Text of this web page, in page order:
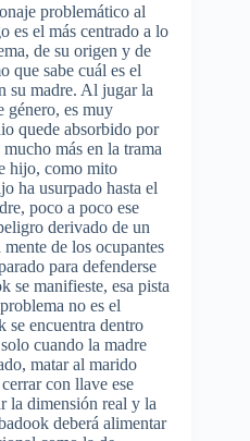
problemático al
es el más centrado a lo
de su origen y de
que sabe cuál es el
su madre. Al jugar la
género, es muy
quede absorbido por
más en la trama
hijo, como mito
ha usurpado hasta el
poco a poco ese
derivado de un
de los ocupantes
para defenderse
se manifieste, esa pista
no es el
se encuentra dentro
cuando la madre
matar al marido
con llave ese
la dimensión real y la
deberá alimentar